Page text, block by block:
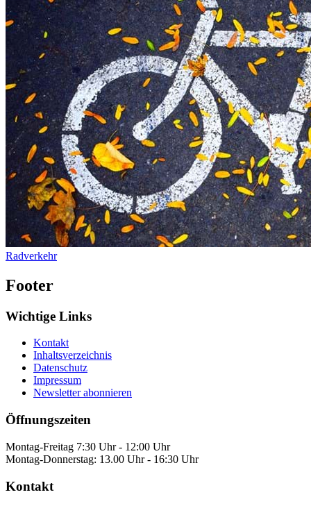
Radverkehr
Footer
Wichtige Links
Kontakt
Inhaltsverzeichnis
Datenschutz
Impressum
Newsletter abonnieren
Öffnungszeiten
Montag-Freitag 7:30 Uhr - 12:00 Uhr
Montag-Donnerstag: 13.00 Uhr - 16:30 Uhr
Kontakt